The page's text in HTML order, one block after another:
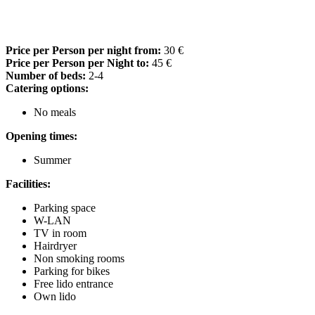
Price per Person per night from: 30 €
Price per Person per Night to: 45 €
Number of beds: 2-4
Catering options:
No meals
Opening times:
Summer
Facilities:
Parking space
W-LAN
TV in room
Hairdryer
Non smoking rooms
Parking for bikes
Free lido entrance
Own lido